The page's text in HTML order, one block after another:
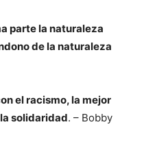
parte la naturaleza
de la naturaleza
el racismo, la mejor
solidaridad. – Bobby